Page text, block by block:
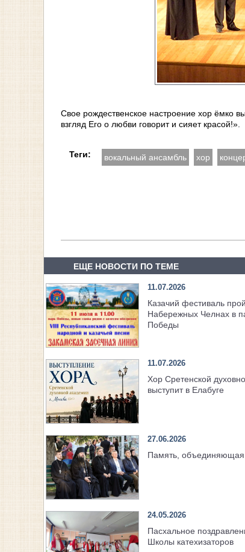
Свое рождественское настроение хор ёмко
взгляд Его о любви говорит и сияет красой!».
Теги: вокальный ансамбль хор
ЕЩЕ НОВОСТИ ПО ТЕМЕ
11.07.2026
Казачий фестиваль
Набережных Челнах в
Победы
11.07.2026
Хор Сретенской
выступит в Елабуге
27.06.2026
Память, объединяющая
24.05.2026
Пасхальное
Школы катехизаторов